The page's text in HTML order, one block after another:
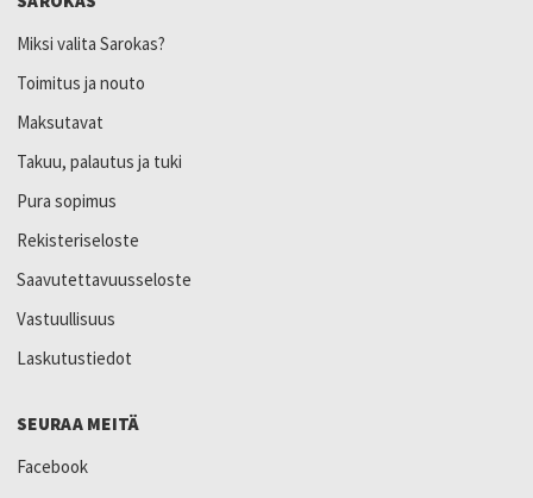
Miksi valita Sarokas?
Toimitus ja nouto
Maksutavat
Takuu, palautus ja tuki
Pura sopimus
Rekisteriseloste
Saavutettavuusseloste
Vastuullisuus
Laskutustiedot
SEURAA MEITÄ
Facebook